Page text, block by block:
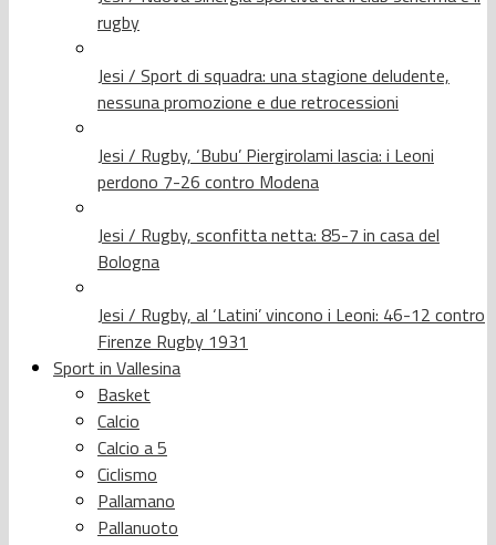
rugby
Jesi / Sport di squadra: una stagione deludente,
nessuna promozione e due retrocessioni
Jesi / Rugby, ‘Bubu’ Piergirolami lascia: i Leoni
perdono 7-26 contro Modena
Jesi / Rugby, sconfitta netta: 85-7 in casa del
Bologna
Jesi / Rugby, al ‘Latini’ vincono i Leoni: 46-12 contro
Firenze Rugby 1931
Sport in Vallesina
Basket
Calcio
Calcio a 5
Ciclismo
Pallamano
Pallanuoto